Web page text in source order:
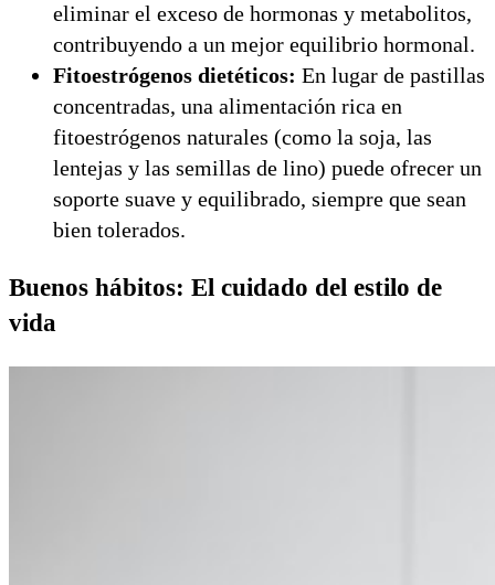
eliminar el exceso de hormonas y metabolitos,
contribuyendo a un mejor equilibrio hormonal.
Fitoestrógenos dietéticos: En lugar de pastillas
concentradas, una alimentación rica en
fitoestrógenos naturales (como la soja, las
lentejas y las semillas de lino) puede ofrecer un
soporte suave y equilibrado, siempre que sean
bien tolerados.
Buenos hábitos: El cuidado del estilo de
vida